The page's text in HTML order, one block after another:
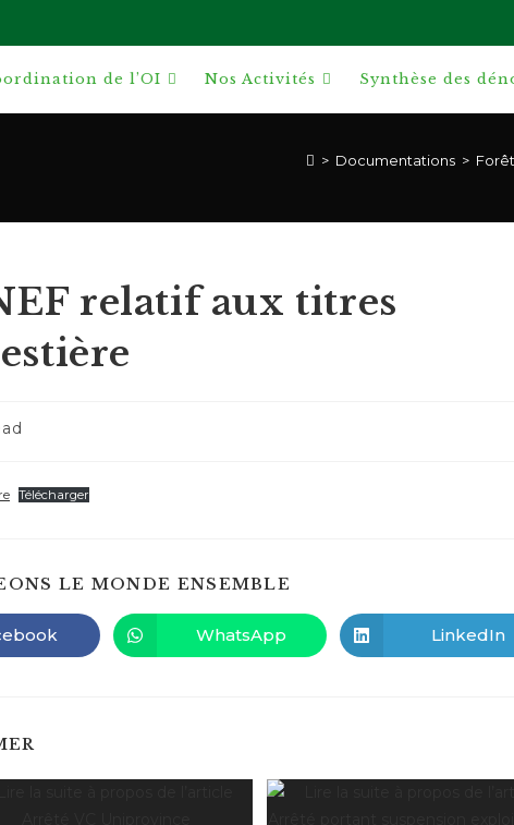
de l’OI Nos Activités Synthèse des
> Documentations >
relatif aux titres
Télécharger
LE MONDE ENSEMBLE
CONTENU
Ouvrir
dans
WhatsApp Ouvrir
dans
LinkedIn